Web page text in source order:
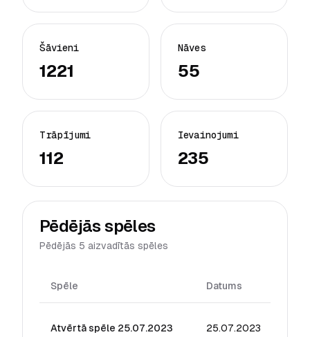
Šāvieni
1221
Nāves
55
Trāpījumi
112
Ievainojumi
235
Pēdējās spēles
Pēdējās 5 aizvadītās spēles
Spēle Datums
Atvērtā spēle 25.07.2023 25.07.2023